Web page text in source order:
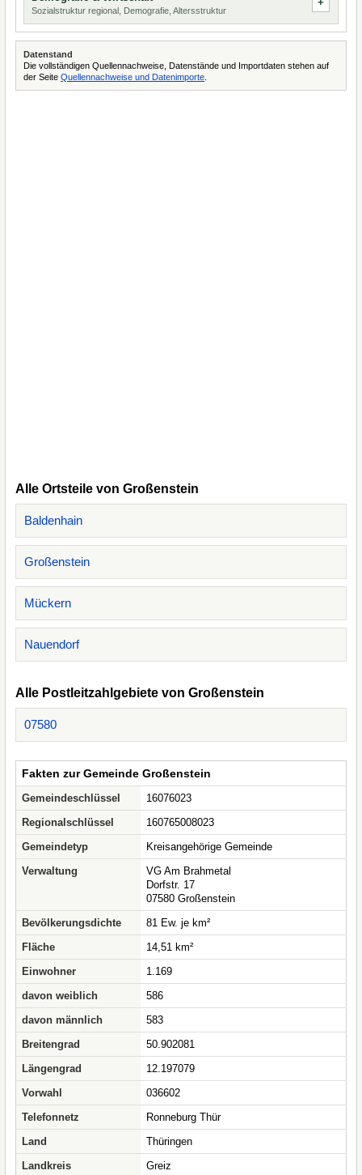
Sozialstruktur regional, Demografie, Altersstruktur
Datenstand
Die vollständigen Quellennachweise, Datenstände und Importdaten stehen auf
der Seite Quellennachweise und Datenimporte
Alle Ortsteile von Großenstein
Baldenhain
Großenstein
Mückern
Nauendorf
Alle Postleitzahlgebiete von Großenstein
07580
Fakten zur Gemeinde Großenstein
Gemeindeschlüssel
16076023
Regionalschlüssel
160765008023
Gemeindetyp
Kreisangehörige Gemeinde
Verwaltung
VG Am Brahmetal
Dorfstr. 17
07580 Großenstein
Bevölkerungsdichte
81 Ew. je km²
Fläche
14,51 km²
Einwohner
1.169
davon weiblich
586
davon männlich
583
Breitengrad
50.902081
Längengrad
12.197079
Vorwahl
036602
Telefonnetz
Ronneburg Thür
Land
Thüringen
Landkreis
Greiz